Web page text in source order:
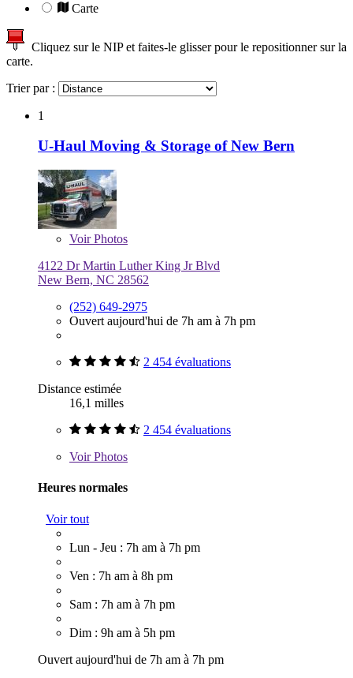
Carte
Cliquez sur le NIP et faites-le glisser pour le repositionner sur la
carte.
Trier par :
1
U-Haul Moving & Storage of New Bern
VoirPhotos
4122 Dr Martin Luther King Jr Blvd
New Bern, NC 28562
(252) 649-2975
Ouvert aujourd'hui de 7h am à 7h pm
2 454 évaluations
Distance estimée
16,1 milles
2 454 évaluations
VoirPhotos
Heures normales
Voir tout
Lun - Jeu : 7h am à 7h pm
Ven : 7h am à 8h pm
Sam : 7h am à 7h pm
Dim : 9h am à 5h pm
Ouvert aujourd'hui de 7h am à 7h pm